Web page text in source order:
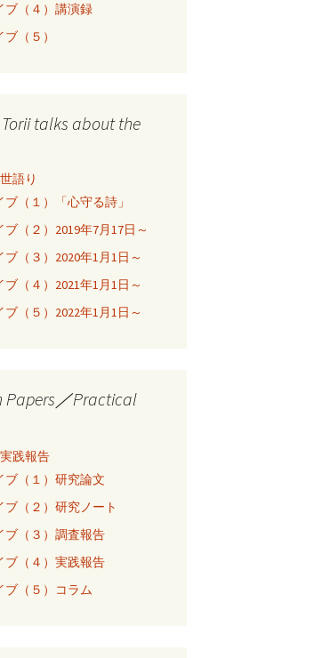
ブ（４）講演録
（５）
talks about the
語り
ブ（１）「心守る詩」
ブ（２）2019年7月17日～
ブ（３）2020年1月1日～
ブ（４）2021年1月1日～
ブ（５）2022年1月1日～
Papers／Practical
践報告
ブ（１）研究論文
ブ（２）研究ノート
ブ（３）調査報告
ブ（４）実践報告
ブ（５）コラム